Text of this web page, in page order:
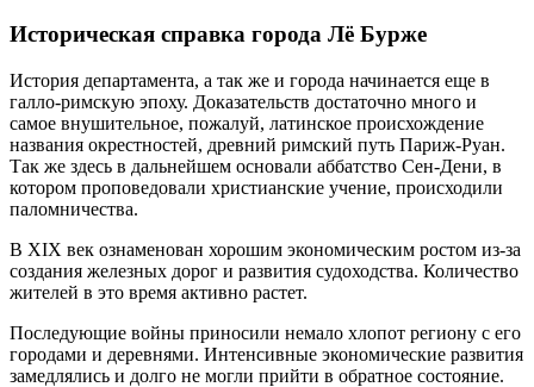
Историческая справка города Лё Бурже
История департамента, а так же и города начинается еще в
галло-римскую эпоху. Доказательств достаточно много и
самое внушительное, пожалуй, латинское происхождение
названия окрестностей, древний римский путь Париж-Руан.
Так же здесь в дальнейшем основали аббатство Сен-Дени, в
котором проповедовали христианские учение, происходили
паломничества.
В XIX век ознаменован хорошим экономическим ростом из-за
создания железных дорог и развития судоходства. Количество
жителей в это время активно растет.
Последующие войны приносили немало хлопот региону с его
городами и деревнями. Интенсивные экономические развития
замедлялись и долго не могли прийти в обратное состояние.